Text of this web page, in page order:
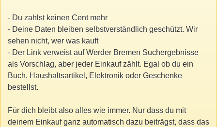
- Du zahlst keinen Cent mehr
- Deine Daten bleiben selbstverständlich geschützt. Wir
sehen nicht, wer was kauft
- Der Link verweist auf Werder Bremen Suchergebnisse
als Vorschlag, aber jeder Einkauf zählt. Egal ob du ein
Buch, Haushaltsartikel, Elektronik oder Geschenke
bestellst.
Für dich bleibt also alles wie immer. Nur dass du mit
deinem Einkauf ganz automatisch dazu beiträgst, dass das